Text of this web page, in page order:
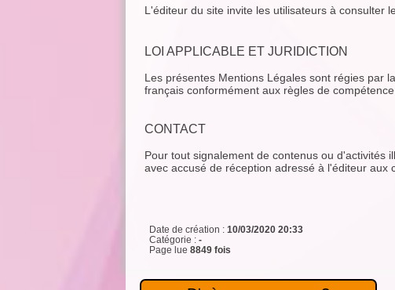
L'éditeur du site invite les utilisateurs à consulter
LOI APPLICABLE ET JURIDICTION
Les présentes Mentions Légales sont régies par
français conformément aux règles de compétence
CONTACT
Pour tout signalement de contenus ou d'activités
avec accusé de réception adressé à l'éditeur aux
Date de création : 10/03/2020 20:33
Catégorie : -
Page lue 8849 fois